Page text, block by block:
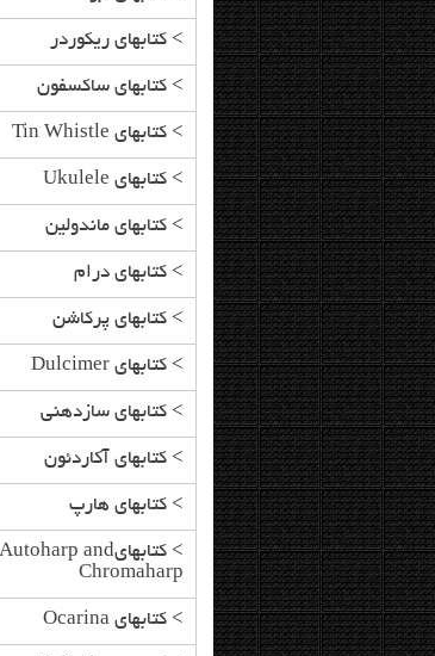
>کتابهای ریکوردر
>کتابهای ساکسفون
>کتابهای Tin Whistle
>کتابهای Ukulele
>کتابهای ماندولین
>کتابهای درام
>کتابهای پرکاشن
>کتابهای Dulcimer
>کتابهای سازدهنی
>کتابهای آکاردئون
>کتابهای هارپ
>
کتابهایAutoharp and
Chromaharp
>کتابهای Ocarina